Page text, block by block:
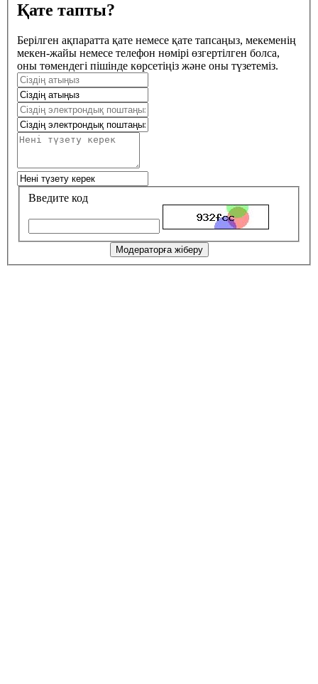
Қате тапты?
Берілген ақпаратта қате немесе қате тапсаңыз, мекеменің
мекен-жайы немесе телефон нөмірі өзгертілген болса,
оны төмендегі пішінде көрсетіңіз және оны түзетеміз.
Введите код
Модераторға жіберу